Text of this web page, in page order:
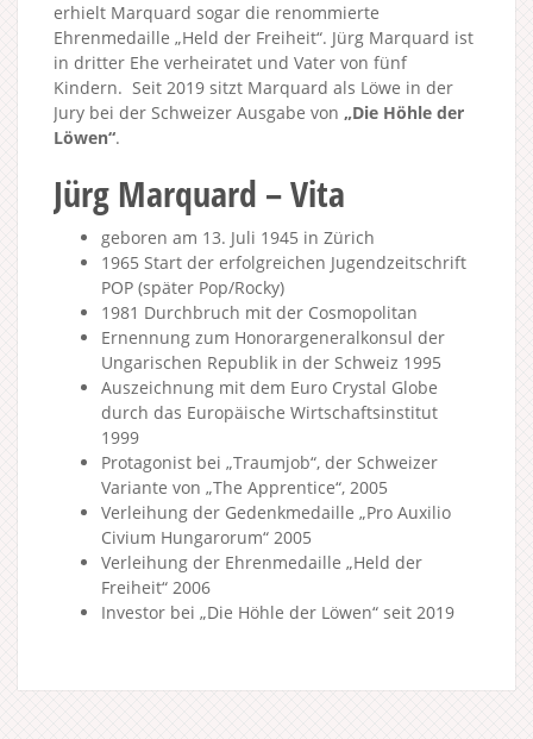
erhielt Marquard sogar die renommierte
Ehrenmedaille „Held der Freiheit“. Jürg Marquard ist
in dritter Ehe verheiratet und Vater von fünf
Kindern. Seit 2019 sitzt Marquard als Löwe in der
Jury bei der Schweizer Ausgabe von „Die Höhle der
Löwen“.
Jürg Marquard – Vita
geboren am 13. Juli 1945 in Zürich
1965 Start der erfolgreichen Jugendzeitschrift
POP (später Pop/Rocky)
1981 Durchbruch mit der Cosmopolitan
Ernennung zum Honorargeneralkonsul der
Ungarischen Republik in der Schweiz 1995
Auszeichnung mit dem Euro Crystal Globe
durch das Europäische Wirtschaftsinstitut
1999
Protagonist bei „Traumjob“, der Schweizer
Variante von „The Apprentice“, 2005
Verleihung der Gedenkmedaille „Pro Auxilio
Civium Hungarorum“ 2005
Verleihung der Ehrenmedaille „Held der
Freiheit“ 2006
Investor bei „Die Höhle der Löwen“ seit 2019